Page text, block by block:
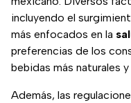
incluyendo el
más enfocados en la
preferencias de los
bebidas más naturales
Además, las